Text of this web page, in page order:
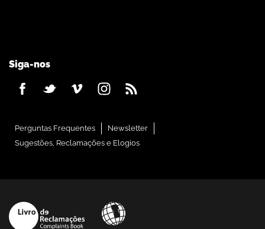
Siga-nos
Perguntas Frequentes
Newsletter
Sugestões, Reclamações e Elogios